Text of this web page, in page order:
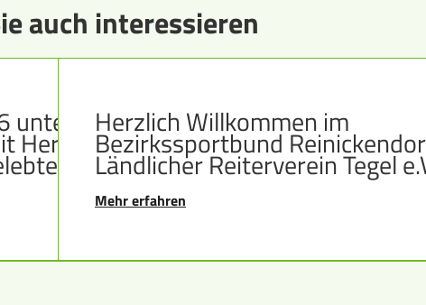
auch interessieren
Herz
Herzlich Willkommen im
Bezirkssportbund
Ländlicher Reiterverein Tegel
Mehr erfahren